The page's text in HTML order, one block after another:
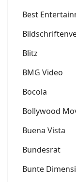
Best
Blitz
BMG Video
Bocola
Bollywood
Buena Vista
Bundesrat
Bunte